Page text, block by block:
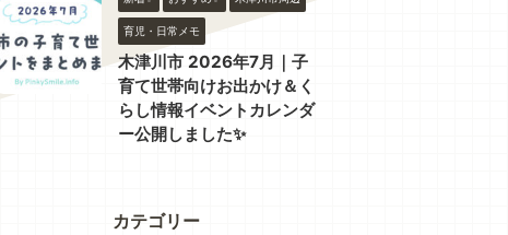
育児・日常メモ
木津川市 2026年7月｜子
育て世帯向けお出かけ＆く
らし情報イベントカレンダ
ー公開しました✨
カテゴリー